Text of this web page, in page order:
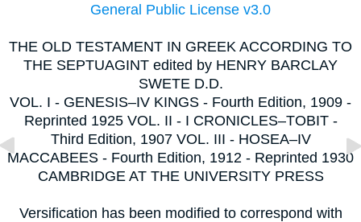
General Public License v3.0
THE OLD TESTAMENT IN GREEK ACCORDING TO
THE SEPTUAGINT edited by HENRY BARCLAY
SWETE D.D.
VOL. I - GENESIS–IV KINGS - Fourth Edition, 1909 -
Reprinted 1925 VOL. II - I CRONICLES–TOBIT -
Third Edition, 1907 VOL. III - HOSEA–IV
MACCABEES - Fourth Edition, 1912 - Reprinted 1930
CAMBRIDGE AT THE UNIVERSITY PRESS
Versification has been modified to correspond with